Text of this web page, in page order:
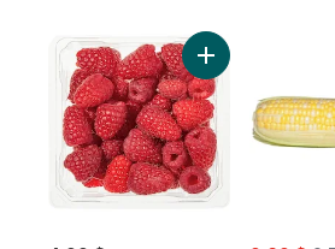
sauter Meilleures ventes
Ajouter